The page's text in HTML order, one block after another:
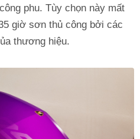
phu. Tùy chọn này mất
giờ sơn thủ công bởi các
thương hiệu.